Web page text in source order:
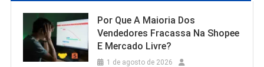
Por Que A Maioria Dos
Vendedores Fracassa Na Shopee
E Mercado Livre?
1 de agosto de 2026